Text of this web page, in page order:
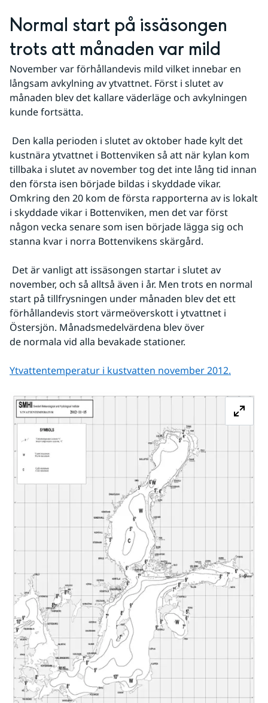
Normal start på issäsongen
trots att månaden var mild
November var förhållandevis mild vilket innebar en
långsam avkylning av ytvattnet. Först i slutet av
månaden blev det kallare väderläge och avkylningen
kunde fortsätta.
kustnära ytvattnet i Bottenviken så att när kylan kom
tillbaka i slutet av november tog det inte lång tid innan
den första isen började bildas i skyddade vikar.
Omkring den 20 kom de första rapporterna av is lokalt
i skyddade vikar i Bottenviken, men det var först
någon vecka senare som isen började lägga sig och
stanna kvar i norra Bottenvikens skärgård.
november, och så alltså även i år. Men trots en normal
start på tillfrysningen under månaden blev det ett
förhållandevis stort värmeöverskott i ytvattnet i
Östersjön. Månadsmedelvärdena blev över
de normala vid alla bevakade stationer.
Ytvattentemperatur i kustvatten november 2012.